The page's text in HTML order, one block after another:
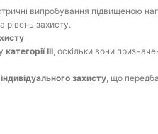
випробування підвищеною
рівень захисту.
категорії III, оскільки вони
захисту, що